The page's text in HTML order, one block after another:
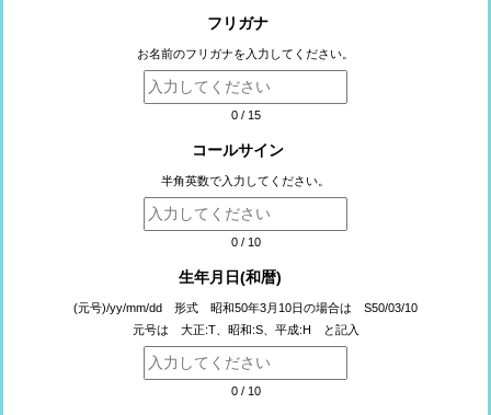
フリガナ
お名前のフリガナを入力してください。
0/ 15
コールサイン
半角英数で入力してください。
0/ 10
生年月日(和暦)
(元号)/yy/mm/dd 形式 昭和50年3月10日の場合は S50/03/10
元号は 大正:T、昭和:S、平成:H と記入
0/ 10